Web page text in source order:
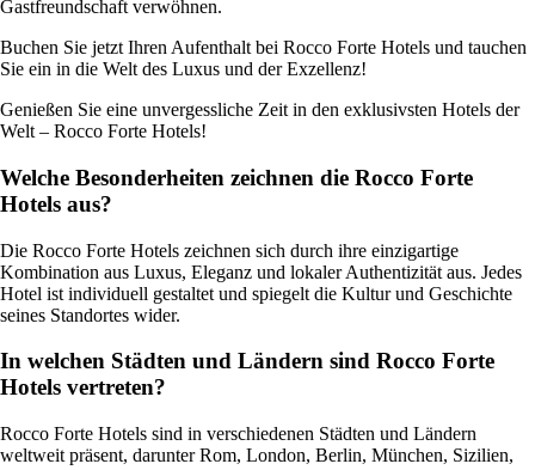
Gastfreundschaft verwöhnen.
Buchen Sie jetzt Ihren Aufenthalt bei Rocco Forte Hotels und tauchen
Sie ein in die Welt des Luxus und der Exzellenz!
Genießen Sie eine unvergessliche Zeit in den exklusivsten Hotels der
Welt – Rocco Forte Hotels!
Welche Besonderheiten zeichnen die Rocco Forte
Hotels aus?
Die Rocco Forte Hotels zeichnen sich durch ihre einzigartige
Kombination aus Luxus, Eleganz und lokaler Authentizität aus. Jedes
Hotel ist individuell gestaltet und spiegelt die Kultur und Geschichte
seines Standortes wider.
In welchen Städten und Ländern sind Rocco Forte
Hotels vertreten?
Rocco Forte Hotels sind in verschiedenen Städten und Ländern
weltweit präsent, darunter Rom, London, Berlin, München, Sizilien,